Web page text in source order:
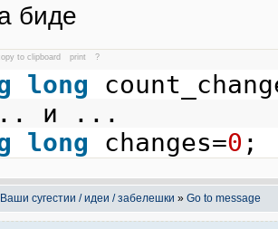
биде
to clipboard print ?
long
и ...
long changes=0
Ваши сугестии / идеи / забелешки » Go to message